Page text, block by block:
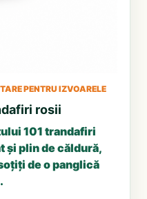
PENTRU IZVOARELE
rosii
101 trandafiri
și plin de căldură,
de o panglică